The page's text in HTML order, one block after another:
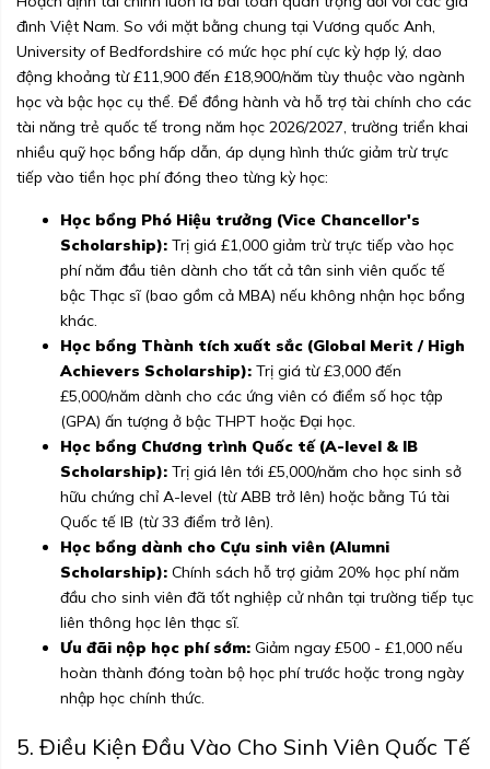
đình Việt Nam. So với mặt bằng chung tại Vương quốc Anh,
University of Bedfordshire có mức học phí cực kỳ hợp lý, dao
động khoảng từ £11,900 đến £18,900/năm tùy thuộc vào ngành
học và bậc học cụ thể. Để đồng hành và hỗ trợ tài chính cho các
tài năng trẻ quốc tế trong năm học 2026/2027, trường triển khai
nhiều quỹ học bổng hấp dẫn, áp dụng hình thức giảm trừ trực
tiếp vào tiền học phí đóng theo từng kỳ học:
Học bổng Phó Hiệu trưởng (Vice Chancellor's
Scholarship): Trị giá £1,000 giảm trừ trực tiếp vào học
phí năm đầu tiên dành cho tất cả tân sinh viên quốc tế
bậc Thạc sĩ (bao gồm cả MBA) nếu không nhận học bổng
khác.
Học bổng Thành tích xuất sắc (Global Merit / High
Achievers Scholarship): Trị giá từ £3,000 đến
£5,000/năm dành cho các ứng viên có điểm số học tập
(GPA) ấn tượng ở bậc THPT hoặc Đại học.
Học bổng Chương trình Quốc tế (A-level & IB
Scholarship): Trị giá lên tới £5,000/năm cho học sinh sở
hữu chứng chỉ A-level (từ ABB trở lên) hoặc bằng Tú tài
Quốc tế IB (từ 33 điểm trở lên).
Học bổng dành cho Cựu sinh viên (Alumni
Scholarship): Chính sách hỗ trợ giảm 20% học phí năm
đầu cho sinh viên đã tốt nghiệp cử nhân tại trường tiếp tục
liên thông học lên thạc sĩ.
Ưu đãi nộp học phí sớm: Giảm ngay £500 - £1,000 nếu
hoàn thành đóng toàn bộ học phí trước hoặc trong ngày
nhập học chính thức.
5. Điều Kiện Đầu Vào Cho Sinh Viên Quốc Tế